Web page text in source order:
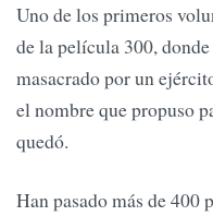
Uno de los primeros
de la película 300,
masacrado por un
el nombre que propuso
quedó.
Han pasado más de 400